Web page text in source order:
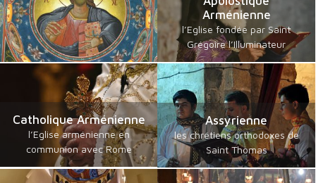
Arménienne
l’Eglise fondée par Saint
Grégoire l’Illuminateur
Catholique Arménienne
l’Eglise arménienne en
communion avec Rome
Assyrienne
les chrétiens orthodoxes de
Saint Thomas